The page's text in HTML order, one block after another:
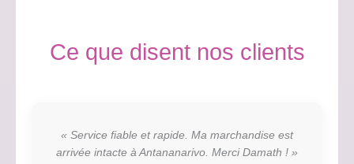
Ce que disent nos clients
« Service fiable et rapide. Ma marchandise est
arrivée intacte à Antananarivo. Merci Damath ! »